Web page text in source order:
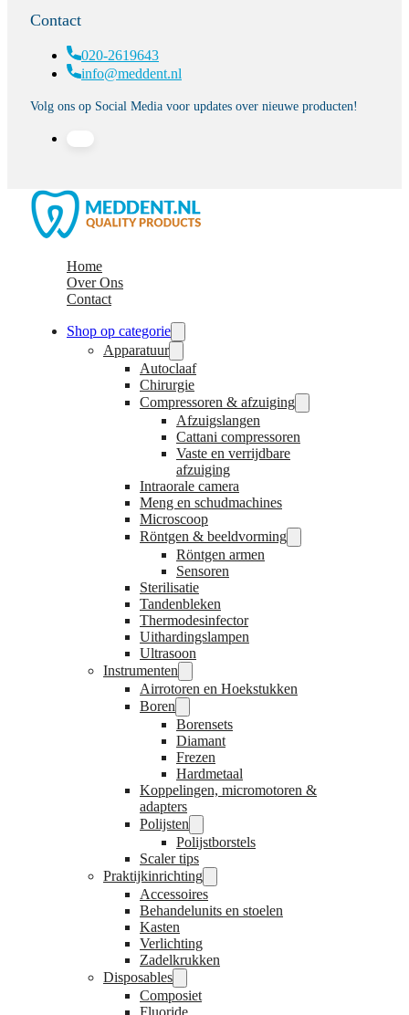
Contact
020-2619643
info@meddent.nl
Volg ons op Social Media voor updates over nieuwe producten!
Home
Over Ons
Contact
Shop op categorie
Apparatuur
Autoclaaf
Chirurgie
Compressoren & afzuiging
Afzuigslangen
Cattani compressoren
Vaste en verrijdbare
afzuiging
Intraorale camera
Meng en schudmachines
Microscoop
Röntgen & beeldvorming
Röntgen armen
Sensoren
Sterilisatie
Tandenbleken
Thermodesinfector
Uithardingslampen
Ultrasoon
Instrumenten
Airrotoren en Hoekstukken
Boren
Borensets
Diamant
Frezen
Hardmetaal
Koppelingen, micromotoren &
adapters
Polijsten
Polijstborstels
Scaler tips
Praktijkinrichting
Accessoires
Behandelunits en stoelen
Kasten
Verlichting
Zadelkrukken
Disposables
Composiet
Fluoride